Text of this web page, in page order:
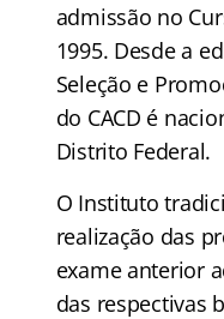
admissão no
1995. Desde a
Seleção e
do CACD é
Distrito Federal.
O Instituto
realização das
exame anterior
das respectivas